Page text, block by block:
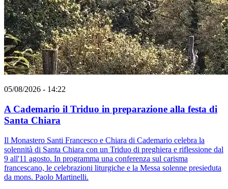
05/08/2026 - 14:22
A Cademario il Triduo in preparazione alla festa di
Santa Chiara
Il Monastero Santi Francesco e Chiara di Cademario celebra la
solennità di Santa Chiara con un Triduo di preghiera e riflessione dal
9 all'11 agosto. In programma una conferenza sul carisma
francescano, le celebrazioni liturgiche e la Messa solenne presieduta
da mons. Paolo Martinelli.